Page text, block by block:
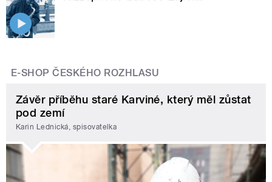
E-SHOP ČESKÉHO ROZHLASU
Závěr příběhu staré Karviné, který měl zůstat
pod zemí
Karin Lednická, spisovatelka